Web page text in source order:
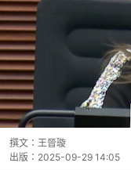
撰文： 王晉璇
出版： 2025-09-29 14:05